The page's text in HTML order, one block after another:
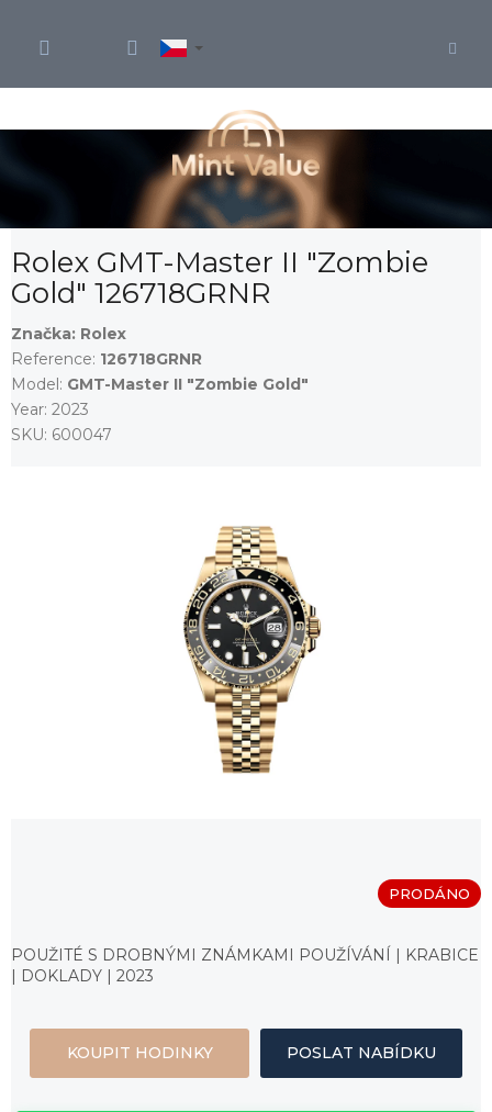
obsah
Rolex GMT-Master II "Zombie
Gold" 126718GRNR
Značka: Rolex
Reference: 126718GRNR
Model: GMT-Master II "Zombie Gold"
Year: 2023
SKU: 600047
cena:
PRODÁNO
POUŽITÉ S DROBNÝMI ZNÁMKAMI POUŽÍVÁNÍ | KRABICE
| DOKLADY | 2023
KOUPIT HODINKY POSLAT NABÍDKU